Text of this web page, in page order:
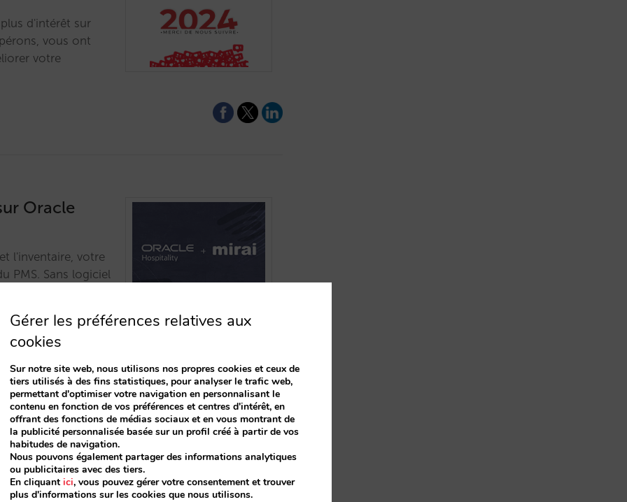
d'intérêt sur
vous ont
votre
Oracle
l'inventaire, votre
PMS. Sans logiciel
de vente
: améliorez la
à une
Gérer les préférences relatives aux
cookies
Sur notre site web, nous utilisons nos propres cookies et ceux de
tiers utilisés à des fins statistiques, pour analyser le trafic web,
permettant d'optimiser votre navigation en personnalisant le
contenu en fonction de vos préférences et centres d'intérêt, en
offrant des fonctions de médias sociaux et en vous montrant de
la publicité personnalisée basée sur un profil créé à partir de vos
habitudes de navigation.
Nous pouvons également partager des informations analytiques
ou publicitaires avec des tiers.
En cliquant ici, vous pouvez gérer votre consentement et trouver
plus d'informations sur les cookies que nous utilisons.